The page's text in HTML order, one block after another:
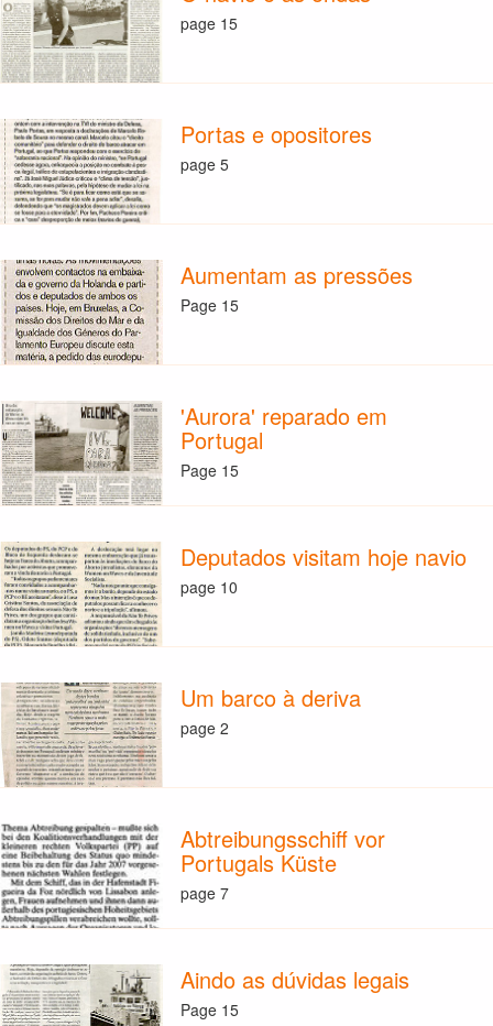
page 15
Portas e opositores
page 5
Aumentam as pressões
Page 15
'Aurora' reparado em
Portugal
Page 15
Deputados visitam hoje navio
page 10
Um barco à deriva
page 2
Abtreibungsschiff vor
Portugals Küste
page 7
Aindo as dúvidas legais
Page 15